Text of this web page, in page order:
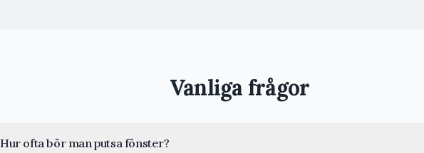
Vanliga frågor
Hur ofta bör man putsa fönster?